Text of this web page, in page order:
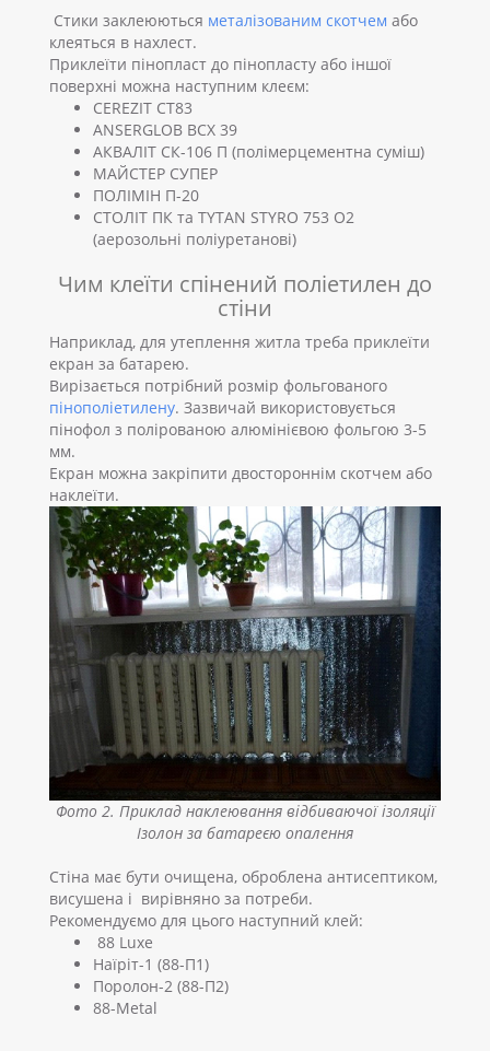
Стики заклеюються металізованим скотчем або
клеяться в нахлест.
Приклеїти пінопласт до пінопласту або іншої
поверхні можна наступним клеєм:
CEREZIT СТ83
ANSERGLOB BCX 39
АКВАЛІТ СК-106 П (полімерцементна суміш)
МАЙСТЕР СУПЕР
ПОЛІМІН П-20
СТОЛІТ ПК та TYTAN STYRO 753 O2
(аерозольні поліуретанові)
Чим клеїти спінений поліетилен до
стіни
Наприклад, для утеплення житла треба приклеїти
екран за батарею.
Вирізається потрібний розмір фольгованого
пінополіетилену. Зазвичай використовується
пінофол з полірованою алюмінієвою фольгою 3-5
мм.
Екран можна закріпити двостороннім скотчем або
наклеїти.
Фото 2. Приклад наклеювання відбиваючої ізоляції
Ізолон за батареєю опалення
Стіна має бути очищена, оброблена антисептиком,
висушена і вирівняно за потреби.
Рекомендуємо для цього наступний клей:
88 Luxe
Наїріт-1 (88-П1)
Поролон-2 (88-П2)
88-Metal